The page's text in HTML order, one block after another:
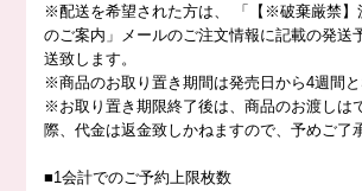
※配送を希望された方は、 「【※破棄厳禁】
のご案内」メールのご注文情報に記載の発送
送致します。
※商品のお取り置き期間は発売日から4週間と
※お取り置き期限終了後は、商品のお渡しは
際、代金は返金致しかねますので、予めご了
■1会計でのご予約上限枚数